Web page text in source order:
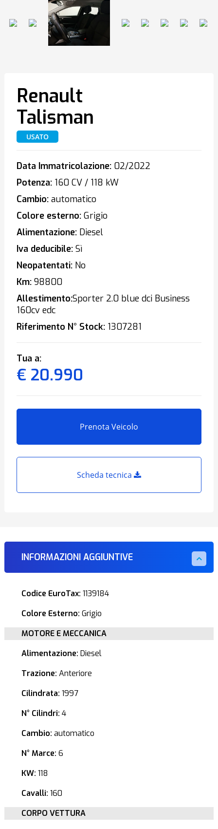
Renault
Talisman
USATO
Data Immatricolazione:02/2022
Potenza:160 CV / 118 kW
Cambio:automatico
Colore esterno:Grigio
Alimentazione:Diesel
Iva deducibile:Sì
Neopatentati:No
Km:98800
Allestimento:Sporter 2.0 blue dci Business
160cv edc
Riferimento N° Stock:1307281
Tua a:
€ 20.990
Prenota Veicolo
Scheda tecnica
INFORMAZIONI AGGIUNTIVE
Codice EuroTax: 1139184
Colore Esterno: Grigio
MOTORE E MECCANICA
Alimentazione: Diesel
Trazione: Anteriore
Cilindrata: 1997
N° Cilindri: 4
Cambio: automatico
N° Marce: 6
KW: 118
Cavalli: 160
CORPO VETTURA